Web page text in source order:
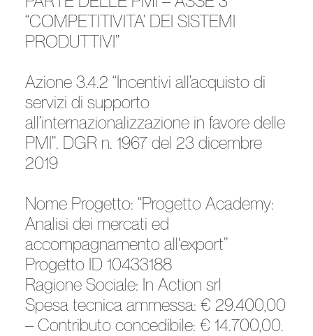
“COMPETITIVITA’ DEI SISTEMI
PRODUTTIVI”
Azione 3.4.2 “Incentivi all’acquisto di
servizi di supporto
all’internazionalizzazione in favore delle
PMI”. DGR n. 1967 del 23 dicembre
2019
Nome Progetto: “Progetto Academy:
Analisi dei mercati ed
accompagnamento all'export”
Progetto ID 10433188
Ragione Sociale: In Action srl
Spesa tecnica ammessa: € 29.400,00
– Contributo concedibile: € 14.700,00.